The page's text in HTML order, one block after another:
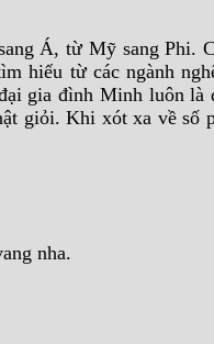
Á, từ Mỹ sang Phi.
hiểu từ các ngành
gia đình Minh luôn
giỏi. Khi xót xa về số
nha.